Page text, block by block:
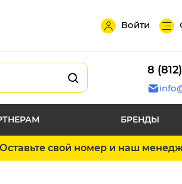
Войти
8
БРЕНДЫ
свой номер и наш